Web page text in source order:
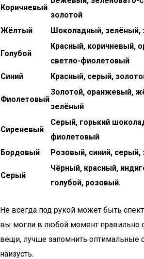
Коричневый
золотой
Жёлтый
Шоколадный, зелёный,
Голубой
Красный, коричневый,
светло-фиолетовый
Синий
Красный, серый,
Фиолетовый
Золотой, оранжевый,
зелёный
Сиреневый
Серый, горький
фиолетовый
Бордовый
Розовый, синий, серый,
Серый
Чёрный, красный,
голубой, розовый.
Не всегда под рукой может быть
вы могли в любой момент правильно
вещи, лучше запомнить оптимальные
наизусть.